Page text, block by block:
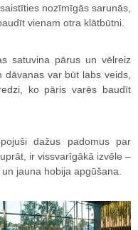
nozīmīgās sarunās,
vienam otra klātbūtni.
satuvina pārus un vēlreiz
dāvanas var būt labs veids,
ko pāris varēs baudīt
dažus padomus par
ir vissvarīgākā izvēle –
jauna hobija apgūšana.